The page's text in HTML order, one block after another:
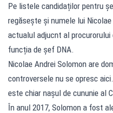
Pe listele candidaților pentru
regăsește și numele lui
actualul adjucnt al
funcția de șef DNA.
Nicolae Andrei Solomon are
controversele nu se opresc
este chiar nașul de cununie al
În anul 2017, Solomon a fost